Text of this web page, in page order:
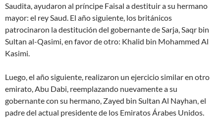
Saudita, ayudaron al príncipe Faisal a destituir a su hermano
mayor: el rey Saud. El año siguiente, los británicos
patrocinaron la destitución del gobernante de Sarja, Saqr bin
Sultan al-Qasimi, en favor de otro: Khalid bin Mohammed Al
Kasimi.
Luego, el año siguiente, realizaron un ejercicio similar en otro
emirato, Abu Dabi, reemplazando nuevamente a su
gobernante con su hermano, Zayed bin Sultan Al Nayhan, el
padre del actual presidente de los Emiratos Árabes Unidos.